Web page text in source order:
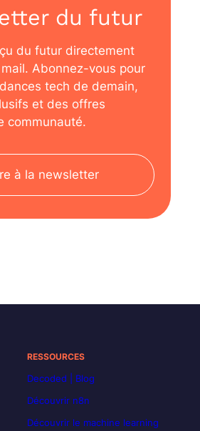
du futur
du futur directement
Abonnez-vous pour
tech de demain,
et des offres
communauté.
à la newsletter
RESSOURCES
Decoded | Blog
Découvrir n8n
Découvrir le machine learning